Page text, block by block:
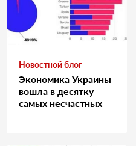
Новостной блог
Экономика Украины
вошла в десятку
самых несчастных